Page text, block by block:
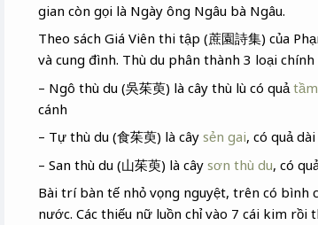
gian còn gọi là Ngày ông Ngâu bà Ngâu.
Theo sách Giá Viên thi tập (蔗園詩集) của
và cung đình. Thù du phân thành 3 loại chính
– Ngô thù du (吳茱萸) là cây thù lù có quả
cánh
– Tự thù du (食茱萸) là cây sẻn gai, có quả
– San thù du (山茱萸) là cây sơn thù du, có
Bài trí bàn tế nhỏ vọng nguyệt, trên có bình
nước. Các thiếu nữ luồn chỉ vào 7 cái kim